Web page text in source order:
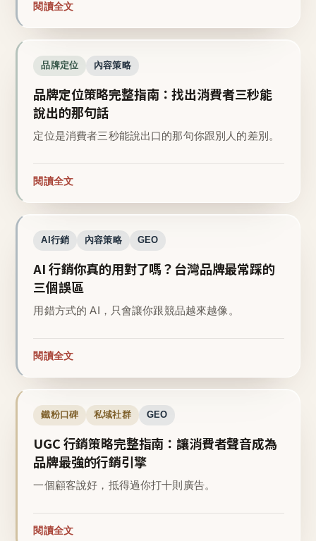
閱讀全文
品牌定位 內容策略
品牌定位策略完整指南：找出消費者三秒能
說出的那句話
定位是消費者三秒能說出口的那句你跟別人的差別。
閱讀全文
AI行銷 內容策略 GEO
AI 行銷你真的用對了嗎？台灣品牌最常踩的
三個誤區
用錯方式的 AI，只會讓你跟競品越來越像。
閱讀全文
鐵粉口碑 私域社群 GEO
UGC 行銷策略完整指南：讓消費者聲音成為
品牌最強的行銷引擎
一個顧客說好，抵得過你打十則廣告。
閱讀全文